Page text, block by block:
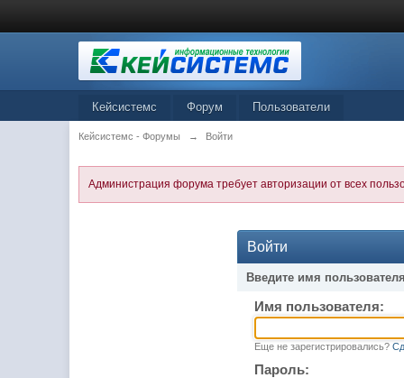
Кейсистемс Форум Пользователи
Кейсистемс - Форумы → Войти
Администрация форума требует авторизации от всех
Войти
Введите имя
Имя пользователя:
Еще не зарегистрировались?
Пароль: